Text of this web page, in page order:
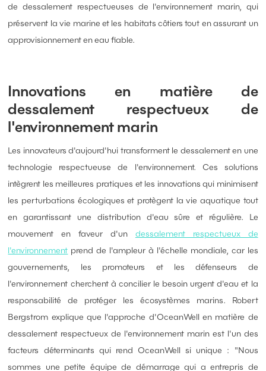
de dessalement respectueuses de l'environnement marin, qui
préservent la vie marine et les habitats côtiers tout en assurant un
approvisionnement en eau fiable.
Innovations en matière de
dessalement respectueux de
l'environnement marin
Les innovateurs d'aujourd'hui transforment le dessalement en une
technologie respectueuse de l'environnement. Ces solutions
intègrent les meilleures pratiques et les innovations qui minimisent
les perturbations écologiques et protègent la vie aquatique tout
en garantissant une distribution d'eau sûre et régulière. Le
mouvement en faveur d'un dessalement respectueux de
l'environnement prend de l'ampleur à l'échelle mondiale, car les
gouvernements, les promoteurs et les défenseurs de
l'environnement cherchent à concilier le besoin urgent d'eau et la
responsabilité de protéger les écosystèmes marins. Robert
Bergstrom explique que l'approche d'OceanWell en matière de
dessalement respectueux de l'environnement marin est l'un des
facteurs déterminants qui rend OceanWell si unique : "Nous
sommes une petite équipe de démarrage qui a entrepris de